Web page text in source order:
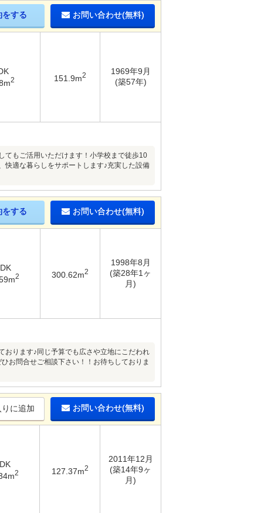
をする お問い合わせ(無料)
2 151.9m2
1969年9月
(築57年)
てもご活用いただけます！小学校まで徒歩10
快適な暮らしをサポートします♪充実した設備
をする お問い合わせ(無料)
2 300.62m2
1998年8月
(築28年1ヶ
月)
ります♪同じ予算でも広さや立地にこだわれ
お問合せご相談下さい！！お待ちしておりま
に追加 お問い合わせ(無料)
2 127.37m2
2011年12月
(築14年9ヶ
月)